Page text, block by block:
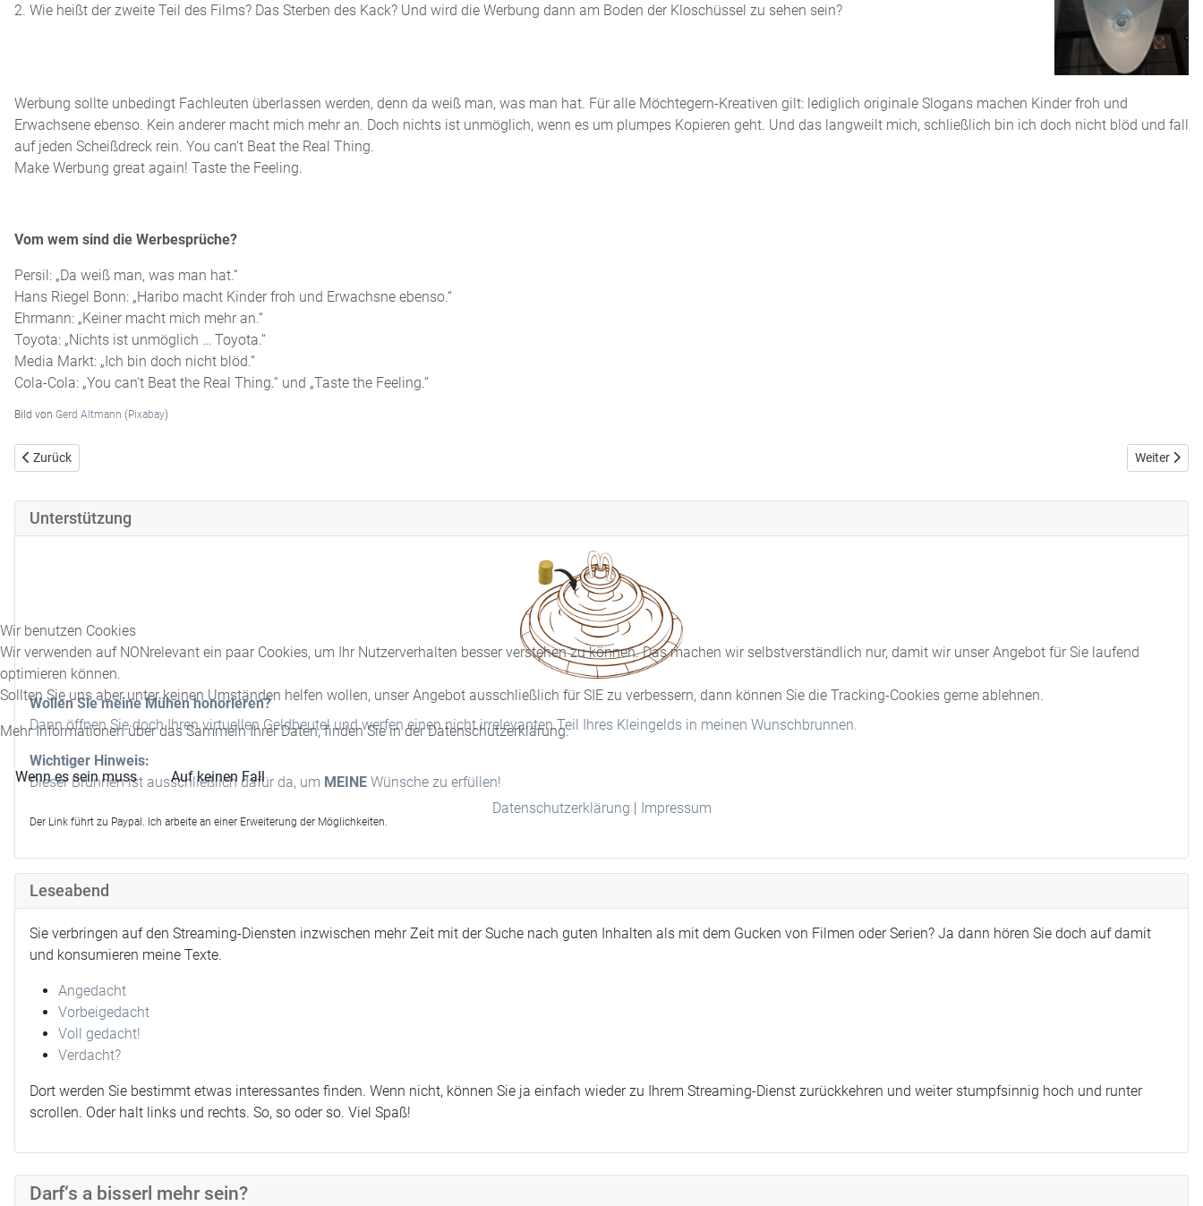
2. Wie heißt der zweite Teil des Films? Das Sterben des Kack? Und wird die Werbung dann am Boden der Kloschüssel zu sehen sein?
Werbung sollte unbedingt Fachleuten überlassen werden, denn da weiß man, was man hat. Für alle Möchtegern-Kreativen gilt: lediglich originale Slogans machen Kinder froh und
Erwachsene ebenso. Kein anderer macht mich mehr an. Doch nichts ist unmöglich, wenn es um plumpes Kopieren geht. Und das langweilt mich, schließlich bin ich doch nicht blöd und fall
auf jeden Scheißdreck rein. You can‘t Beat the Real Thing.
Make Werbung great again! Taste the Feeling.
Vom wem sind die Werbesprüche?
Persil: „Da weiß man, was man hat.“
Hans Riegel Bonn: „Haribo macht Kinder froh und Erwachsne ebenso.“
Ehrmann: „Keiner macht mich mehr an.“
Toyota: „Nichts ist unmöglich … Toyota.“
Media Markt: „Ich bin doch nicht blöd.“
Cola-Cola: „You can‘t Beat the Real Thing.“ und „Taste the Feeling.“
Bild von Gerd Altmann (Pixabay)
Vorheriger Beitrag: NONrelevante Zertifikate - Umweltverschmutzung outsourcen
Zurück Nächster
Weiter
Unterstützung
Wollen Sie meine Mühen honorieren?
Dann öffnen Sie doch Ihren virtuellen Geldbeutel und werfen einen nicht irrelevanten Teil Ihres Kleingelds in meinen Wunschbrunnen.
Wichtiger Hinweis:
Dieser Brunnen ist ausschließlich dafür da, um MEINE Wünsche zu erfüllen!
Der Link führt zu Paypal. Ich arbeite an einer Erweiterung der Möglichkeiten.
Leseabend
Sie verbringen auf den Streaming-Diensten inzwischen mehr Zeit mit der Suche nach guten Inhalten als mit dem Gucken von Filmen oder Serien? Ja dann hören Sie doch auf damit
und konsumieren meine Texte.
Angedacht
Vorbeigedacht
Voll gedacht!
Verdacht?
Dort werden Sie bestimmt etwas interessantes finden. Wenn nicht, können Sie ja einfach wieder zu Ihrem Streaming-Dienst zurückkehren und weiter stumpfsinnig hoch und runter
scrollen. Oder halt links und rechts. So, so oder so. Viel Spaß!
Darf‘s a bisserl mehr sein?
Wir benutzen Cookies
Wir verwenden auf NONrelevant ein paar Cookies, um Ihr Nutzerverhalten besser verstehen zu können. Das machen wir selbstverständlich nur, damit wir unser Angebot für Sie laufend
optimieren können.
Sollten Sie uns aber unter keinen Umständen helfen wollen, unser Angebot ausschließlich für SIE zu verbessern, dann können Sie die Tracking-Cookies gerne ablehnen.
Mehr Informationen über das Sammeln Ihrer Daten, finden Sie in der Datenschutzerklärung.
Wenn es sein muss
Auf keinen Fall
Datenschutzerklärung | Impressum